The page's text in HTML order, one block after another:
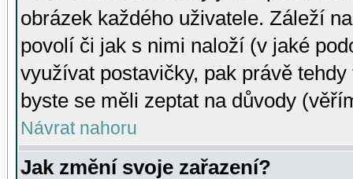
obrázek každého uživatele. Záleží
povolí či jak s nimi naloží (v jaké
využívat postavičky, pak právě
byste se měli zeptat na důvody
Návrat nahoru
Jak změní svoje zařazení?